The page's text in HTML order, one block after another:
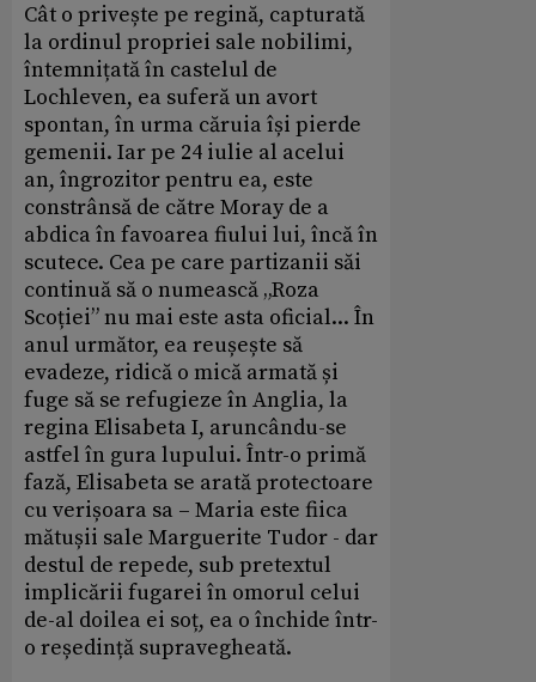
Cât o privește pe regină, capturată
la ordinul propriei sale nobilimi,
întemnițată în castelul de
Lochleven, ea suferă un avort
spontan, în urma căruia își pierde
gemenii. Iar pe 24 iulie al acelui
an, îngrozitor pentru ea, este
constrânsă de către Moray de a
abdica în favoarea fiului lui, încă în
scutece. Cea pe care partizanii săi
continuă să o numească „Roza
Scoției” nu mai este asta oficial... În
anul următor, ea reușește să
evadeze, ridică o mică armată și
fuge să se refugieze în Anglia, la
regina Elisabeta I, aruncându-se
astfel în gura lupului. Într-o primă
fază, Elisabeta se arată protectoare
cu verișoara sa – Maria este fiica
mătușii sale Marguerite Tudor - dar
destul de repede, sub pretextul
implicării fugarei în omorul celui
de-al doilea ei soț, ea o închide într-
o reședință supravegheată.